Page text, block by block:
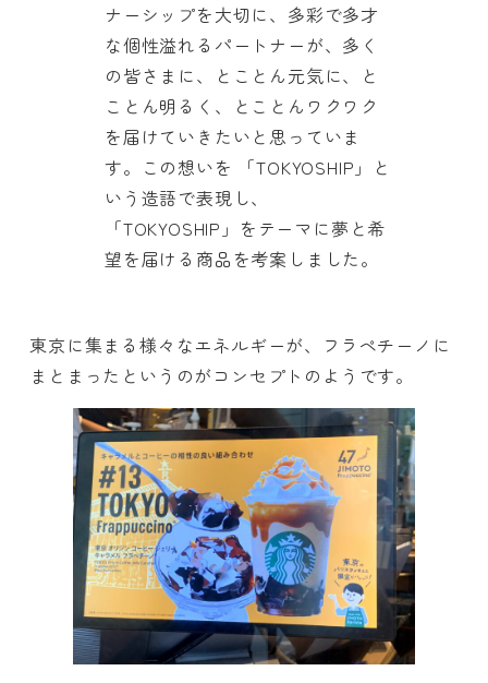
ナーシップを大切に、多彩で多才
な個性溢れるパートナーが、多く
の皆さまに、とことん元気に、と
ことん明るく、とことんワクワク
を届けていきたいと思っていま
す。この想いを 「TOKYOSHIP」と
いう造語で表現し、
「TOKYOSHIP」をテーマに夢と希
望を届ける商品を考案しました。
東京に集まる様々なエネルギーが、フラペチーノに
まとまったというのがコンセプトのようです。